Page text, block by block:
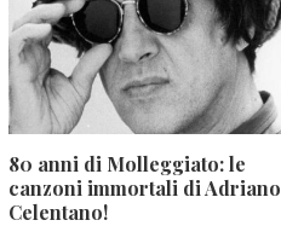
80 anni di Molleggiato: le
canzoni immortali di Adriano
Celentano!